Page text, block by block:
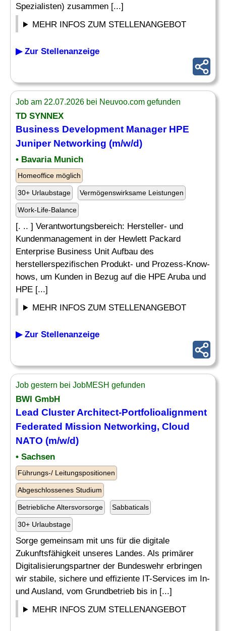
Spezialisten) zusammen [...]
MEHR INFOS ZUM STELLENANGEBOT
▶ Zur Stellenanzeige
Job am 22.07.2026 bei Neuvoo.com gefunden
TD SYNNEX
Business Development Manager HPE
Juniper Networking (m/w/d)
• Bavaria Munich
Homeoffice möglich
30+ Urlaubstage Vermögenswirksame Leistungen
Work-Life-Balance
[. .. ] Verantwortungsbereich: Hersteller- und
Kundenmanagement in der Hewlett Packard
Enterprise Business Unit Aufbau des
herstellerspezifischen Produkt- und Prozess-Know-
hows, um Kunden in Bezug auf die HPE Aruba und
HPE [...]
MEHR INFOS ZUM STELLENANGEBOT
▶ Zur Stellenanzeige
Job gestern bei JobMESH gefunden
BWI GmbH
Lead Cluster Architect-Portfolioalignment
Federated Mission Networking, Cloud
NATO (m/w/d)
• Sachsen
Führungs-/ Leitungspositionen
Abgeschlossenes Studium
Betriebliche Altersvorsorge Sabbaticals
30+ Urlaubstage
Sorge gemeinsam mit uns für die digitale
Zukunftsfähigkeit unseres Landes. Als primärer
Digitalisierungspartner der Bundeswehr erbringen
wir stabile, sichere und effiziente IT-Services im In-
und Ausland, vom Grundbetrieb bis in [...]
MEHR INFOS ZUM STELLENANGEBOT